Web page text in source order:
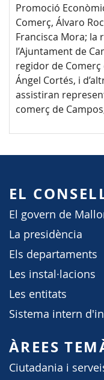
Promoció
Comerç, Álvaro
Francisca Mora; la
l’Ajuntament de
regidor de Comerç
Ángel Cortés, i
assistiran
comerç de
EL
El govern de
La presidència
Els departaments
Les instal·lacions
Les entitats
Sistema intern
ÀREES
Ciutadania i